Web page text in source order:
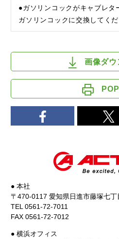
●ガソリンコックがキャブレタ
ガソリンコックに交換してくだ
画像ダウ
● 本社
〒470-0117 愛知県日進市藤塚七丁
TEL 0561-72-7011
FAX 0561-72-7012
● 横浜オフィス